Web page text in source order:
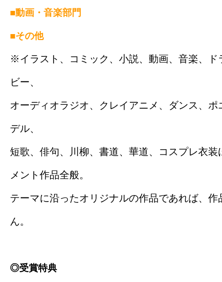
■動画・音楽部門
■その他
※イラスト、コミック、小説、動画、音楽、ド
ビー、
オーディオラジオ、クレイアニメ、ダンス、
デル、
短歌、俳句、川柳、書道、華道、コスプレ衣
メント作品全般。
テーマに沿ったオリジナルの作品であれば、
ん。
◎受賞特典